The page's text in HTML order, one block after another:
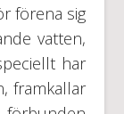
förena sig
vatten,
har
framkallar